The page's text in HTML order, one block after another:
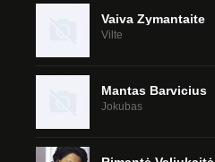
Vaiva Zymantaite
Vilte
Mantas Barvicius
Jokubas